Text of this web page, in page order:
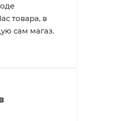
товара, в
сам магаз.